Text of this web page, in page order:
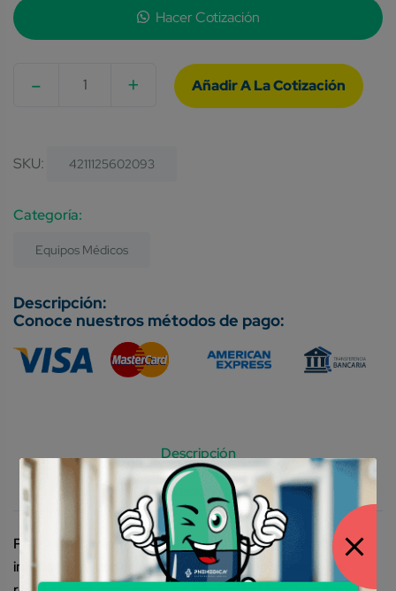
Hacer Cotización
- +
SKU: 4211125602093
Category:
Equipos Médicos
Conoce nuestros métodos de pago:
Descripción
Valoraciones (0)
Para el tratamiento del tracto respiratorio superior e
inferior Para uso en resfriados, asma, enfermedades